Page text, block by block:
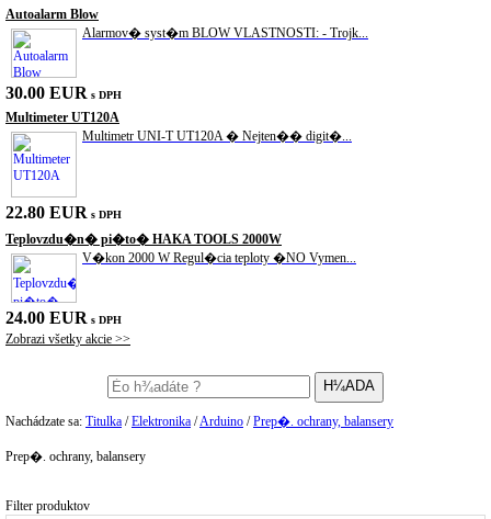
Autoalarm Blow
Alarmov� syst�m BLOW VLASTNOSTI: - Trojk...
30.00 EUR s DPH
Multimeter UT120A
Multimetr UNI-T UT120A � Nejten�� digit�...
22.80 EUR s DPH
Teplovzdu�n� pi�to� HAKA TOOLS 2000W
V�kon 2000 W Regul�cia teploty �NO Vymen...
24.00 EUR s DPH
Zobrazi všetky akcie >>
Nachádzate sa: Titulka /Elektronika /Arduino /Prep�. ochrany, balansery
Prep�. ochrany, balansery
Filter produktov